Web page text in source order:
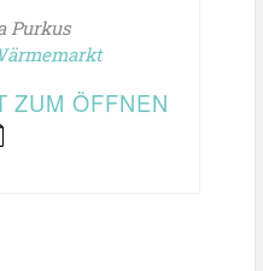
Purkus
ZUM ÖFFNEN